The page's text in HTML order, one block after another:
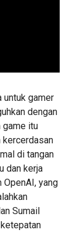
untuk gamer
dengan
game itu
kercerdasan
di tangan
dan kerja
OpenAI, yang
Sumail